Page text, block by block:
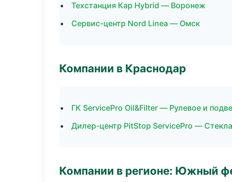
Техстанция Кар Hybrid — Воронеж
Сервис-центр Nord Linea — Омск
Компании в Краснодар
ГК ServicePro Oil&Filter — Рулевое и
Дилер-центр PitStop ServicePro —
Компании в регионе: Южный